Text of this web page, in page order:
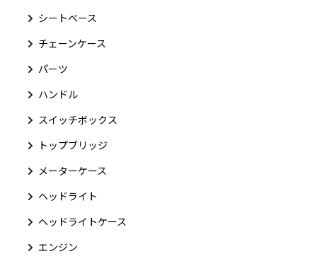
シートベース
チェーンケース
パーツ
ハンドル
スイッチボックス
トップブリッジ
メーターケース
ヘッドライト
ヘッドライトケース
エンジン